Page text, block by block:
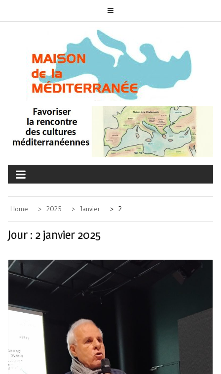
MAISON DE LA
MÉDITERRANÉE
Home 2025 Janvier 2
Jour : 2 janvier 2025